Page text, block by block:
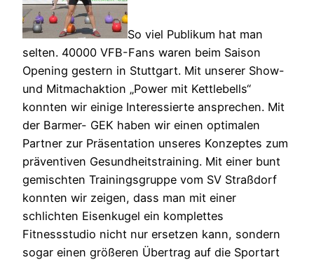
So viel Publikum hat man
selten. 40000 VFB-Fans waren beim Saison
Opening gestern in Stuttgart. Mit unserer Show-
und Mitmachaktion „Power mit Kettlebells“
konnten wir einige Interessierte ansprechen. Mit
der Barmer- GEK haben wir einen optimalen
Partner zur Präsentation unseres Konzeptes zum
präventiven Gesundheitstraining. Mit einer bunt
gemischten Trainingsgruppe vom SV Straßdorf
konnten wir zeigen, dass man mit einer
schlichten Eisenkugel ein komplettes
Fitnessstudio nicht nur ersetzen kann, sondern
sogar einen größeren Übertrag auf die Sportart